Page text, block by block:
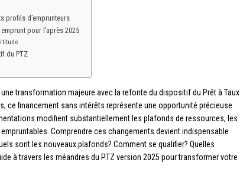
profils d’emprunteurs
pour l’après 2025
du PTZ
transformation majeure avec la refonte du dispositif du Prêt à Taux
ce financement sans intérêts représente une opportunité précieuse
modifient substantiellement les plafonds de ressources, les
Comprendre ces changements devient indispensable
sont les nouveaux plafonds? Comment se qualifier? Quelles
à travers les méandres du PTZ version 2025 pour transformer votre